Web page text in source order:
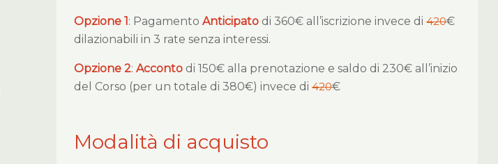
Opzione 1: PagamentoAnticipato di 360€ all’iscrizione invece di420€
dilazionabili in 3 rate senza interessi.
Opzione 2:Acconto di 150€ alla prenotazione e saldo di 230€ all’inizio
del Corso (per un totale di 380€) invece di420€
Modalità di acquisto